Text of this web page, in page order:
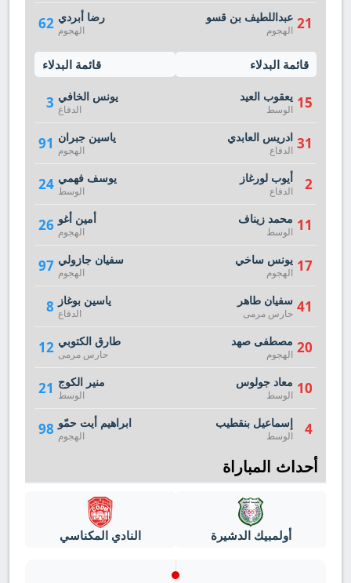
62 رضا أبردي
الهجوم
قائمة البدلاء
3 يونس الخافي
الدفاع
91 ياسين جبران
الهجوم
24 يوسف فهمي
الوسط
26 أمين أغو
الهجوم
97 سفيان جازولي
الهجوم
8 ياسين بوغاز
الدفاع
12 طارق الكتوبي
حارس مرمى
21 منير الكوج
الوسط
98 ابراهيم أيت حمّو
الهجوم
21 عبداللطيف بن قسو
الهجوم
قائمة البدلاء
15 يعقوب العيد
الوسط
31 ادريس العابدي
الدفاع
2 أيوب لورغاز
الدفاع
11 محمد زيناف
الوسط
17 يونس ساخي
الهجوم
41 سفيان طاهر
حارس مرمى
20 مصطفى صهد
الهجوم
10 معاد جولوس
الوسط
4 إسماعيل بنقطيب
الوسط
أحداث المباراة
أولمبيك الدشيرة النادي المكناسي